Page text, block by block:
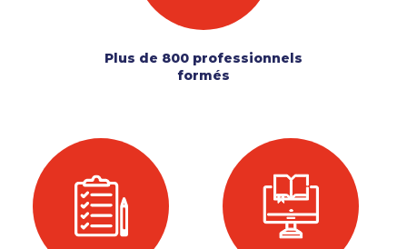
Plus de 800 professionnels
formés